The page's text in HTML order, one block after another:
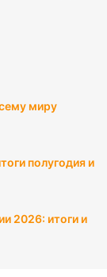
миру
полугодия и
2026: итоги и